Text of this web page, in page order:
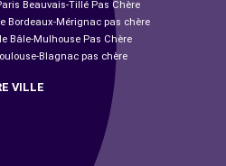
Beauvais-Tillé Pas Chère
Bordeaux-Mérignac pas chère
Bâle-Mulhouse Pas Chère
Blagnac pas chère
VILLE